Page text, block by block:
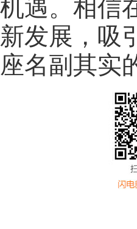
机遇。相信
新发展，吸
座名副其实